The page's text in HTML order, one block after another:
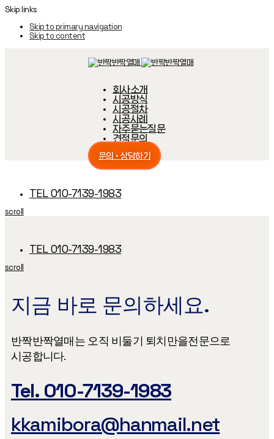
Skip links
Skip to primary navigation
Skip to content
회사소개
시공방식
시공절차
시공사례
자주묻는질문
견적문의
문의 · 상담하기
TEL 010-7139-1983
scroll
TEL 010-7139-1983
scroll
지금 바로 문의하세요.
반짝반짝열매는 오직 비둘기 퇴치만을​ 전문으로
시공합니다.
Tel. 010-7139-1983
kkamibora@hanmail.net